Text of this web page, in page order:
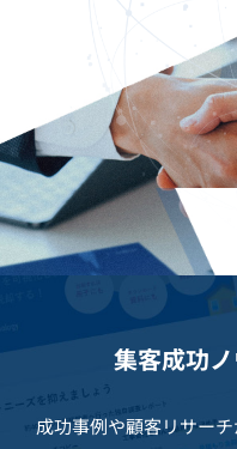
集客成功
成功事例や顧客リサー